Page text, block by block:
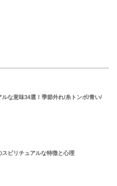
ルな意味34選！季節外れ/糸トンボ/青い/
スピリチュアルな特徴と心理